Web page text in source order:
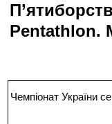
Pentathlon.
Чемпіонат